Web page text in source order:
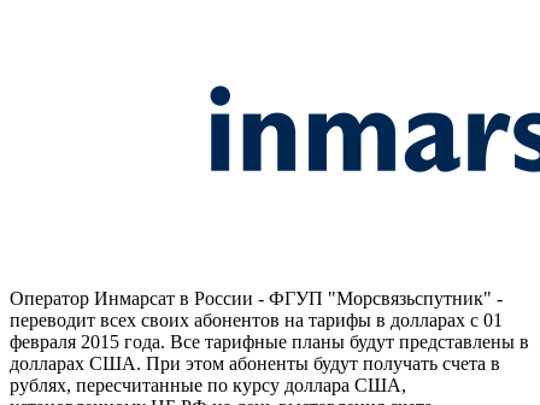
Оператор Инмарсат в России - ФГУП "Морсвязьспутник" -
переводит всех своих абонентов на тарифы в долларах с 01
февраля 2015 года. Все тарифные планы будут представлены в
долларах США. При этом абоненты будут получать счета в
рублях, пересчитанные по курсу доллара США,